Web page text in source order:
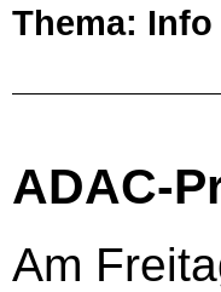
Thema: Info
ADAC-
Am